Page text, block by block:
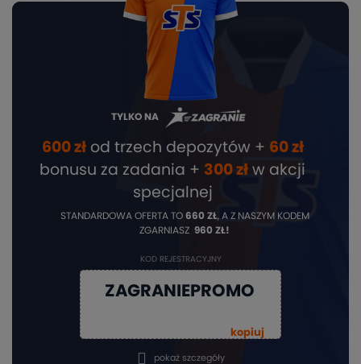
TYLKO NA
600 złod trzech depozytów + 60 zł
bonusu za zadania + 300 zł w akcji
specjalnej
STANDARDOWA OFERTA TO 660 ZŁ, A Z NASZYM KODEM
ZGARNIASZ 960 ZŁ!
KOD REJESTRACYJNY
ZAGRANIEPROMO
kopiuj
pokaż szczegóły